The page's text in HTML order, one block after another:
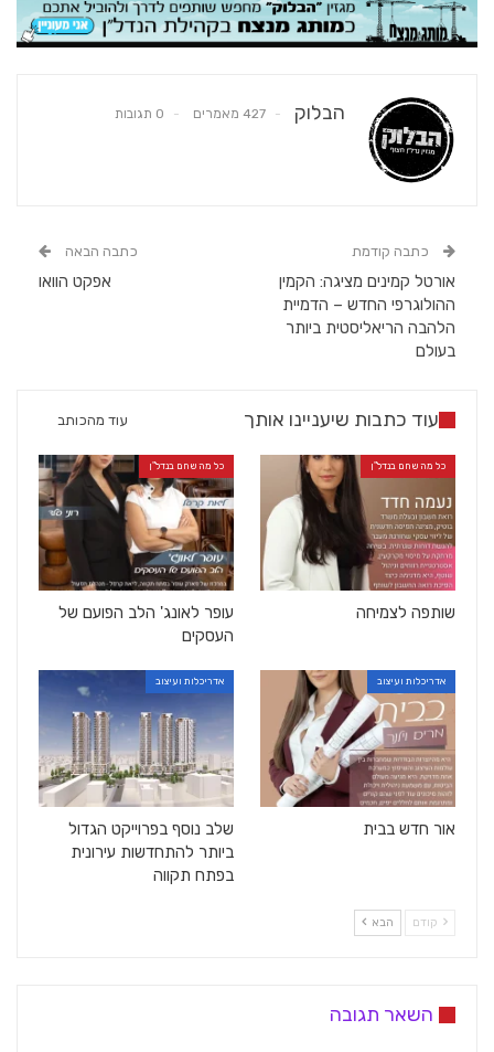
הבלוק 427 מאמרים 0 תגובות
כתבה קודמת
אורטל קמינים מציגה: הקמין
ההולוגרפי החדש – הדמיית
הלהבה הריאליסטית ביותר
בעולם
כתבה הבאה
אפקט הוואו
עוד כתבות שיעניינו אותך עוד מהכותב
כל מה שחם בנדל"ן
שותפה לצמיחה
כל מה שחם בנדל"ן
עופר לאונג' הלב הפועם של
העסקים
אדריכלות ועיצוב
אור חדש בבית
אדריכלות ועיצוב
שלב נוסף בפרוייקט הגדול
ביותר להתחדשות עירונית
בפתח תקווה
קודם הבא
השאר תגובה